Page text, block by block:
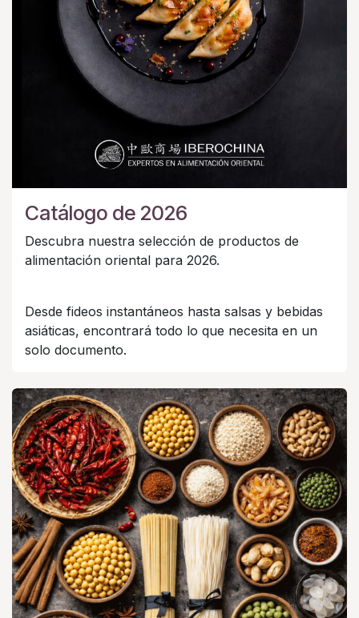
Catálogo de 2026
Descubra nuestra selección de productos de
alimentación oriental para 2026.
Desde fideos instantáneos hasta salsas y bebidas
asiáticas, encontrará todo lo que necesita en un
solo documento.